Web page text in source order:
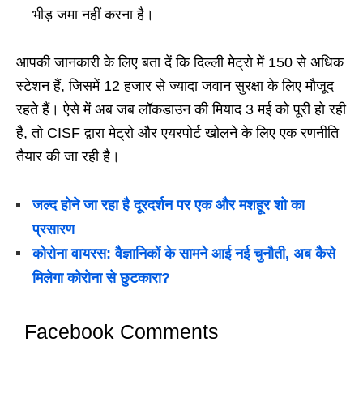
भीड़ जमा नहीं करना है।
आपकी जानकारी के लिए बता दें कि दिल्ली मेट्रो में 150 से अधिक
स्टेशन हैं, जिसमें 12 हजार से ज्यादा जवान सुरक्षा के लिए मौजूद
रहते हैं। ऐसे में अब जब लॉकडाउन की मियाद 3 मई को पूरी हो रही
है, तो CISF द्वारा मेट्रो और एयरपोर्ट खोलने के लिए एक रणनीति
तैयार की जा रही है।
जल्द होने जा रहा है दूरदर्शन पर एक और मशहूर शो का
प्रसारण
कोरोना वायरस: वैज्ञानिकों के सामने आई नई चुनौती, अब कैसे
मिलेगा कोरोना से छुटकारा?
Facebook Comments